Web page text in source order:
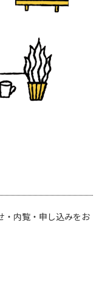
・内覧・申し込みをお